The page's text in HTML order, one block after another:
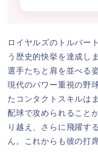
ロイヤルズのトルバー
う歴史的快挙を達成し
選手たちと肩を並べる
現代のパワー重視の野
たコンタクトスキルは
配球で攻められること
り越え、さらに飛躍す
ん。これからも彼の打